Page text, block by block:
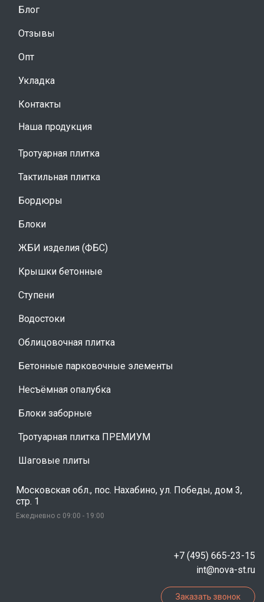
Блог
Отзывы
Опт
Укладка
Контакты
Наша продукция
Тротуарная плитка
Тактильная плитка
Бордюры
Блоки
ЖБИ изделия (ФБС)
Крышки бетонные
Ступени
Водостоки
Облицовочная плитка
Бетонные парковочные элементы
Несъёмная опалубка
Блоки заборные
Тротуарная плитка ПРЕМИУМ
Шаговые плиты
Московская обл., пос. Нахабино, ул. Победы, дом 3,
стр. 1
Ежедневно с 09:00 - 19:00
+7 (495) 665-23-15
int@nova-st.ru
Заказать звонок